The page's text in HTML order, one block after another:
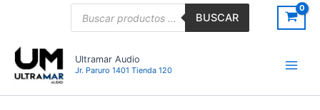
BUSCAR
Ultramar Audio
Jr. Paruro 1401 Tienda 120